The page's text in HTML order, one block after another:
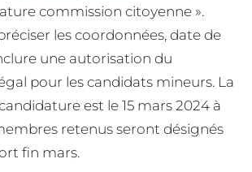
commission citoyenne ».
les coordonnées, date de
une autorisation du
pour les candidats mineurs. La
est le 15 mars 2024 à
retenus seront désignés
fin mars.